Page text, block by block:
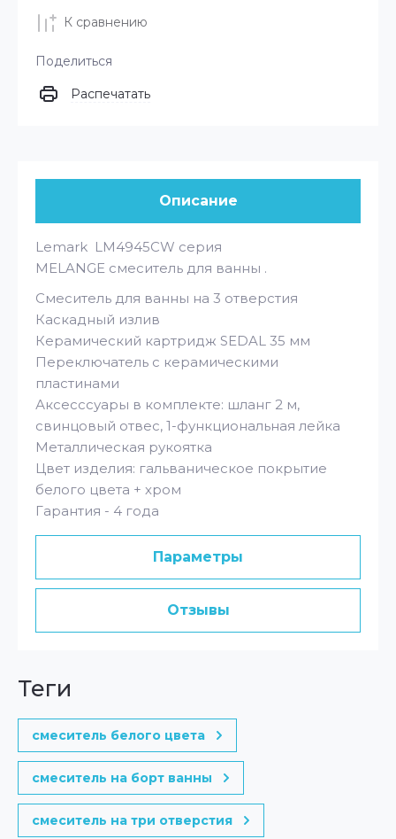
К сравнению
Поделиться
Распечатать
Описание
Lemark LM4945CW серия
MELANGE смеситель для ванны .
Смеситель для ванны на 3 отверстия
Каскадный излив
Керамический картридж SEDAL 35 мм
Переключатель с керамическими
пластинами
Аксесссуары в комплекте: шланг 2 м,
свинцовый отвес, 1-функциональная лейка
Металлическая рукоятка
Цвет изделия: гальваническое покрытие
белого цвета + хром
Гарантия - 4 года
Параметры
Отзывы
теги
смеситель белого цвета
смеситель на борт ванны
смеситель на три отверстия